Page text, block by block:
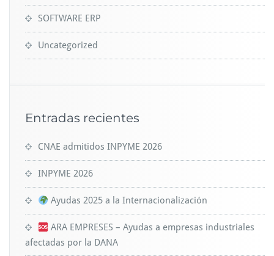
SOFTWARE ERP
Uncategorized
Entradas recientes
CNAE admitidos INPYME 2026
INPYME 2026
Ayudas 2025 a la Internacionalización
ARA EMPRESES – Ayudas a empresas industriales
afectadas por la DANA